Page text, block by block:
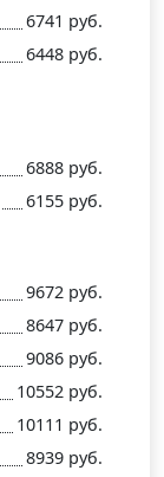
6741 руб.
6448 руб.
6888 руб.
6155 руб.
9672 руб.
8647 руб.
9086 руб.
10552 руб.
10111 руб.
8939 руб.